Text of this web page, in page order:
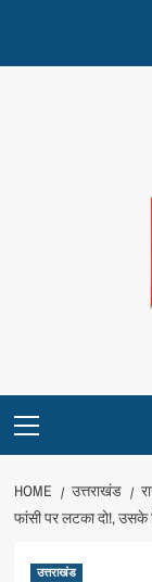
content
Menu
HOME उत्तराखंड
फांसी पर लटका दो!,
उत्तराखंड